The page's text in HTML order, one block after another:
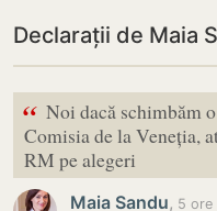
Declarații de Maia
“ Noi dacă schimbăm
Comisia de la Veneția,
RM pe alegeri
Maia Sandu, 5 ore